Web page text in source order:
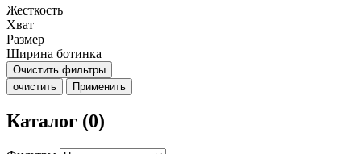
Жесткость
Хват
Размер
Ширина ботинка
Очистить фильтры
очистить
Применить
Каталог (0)